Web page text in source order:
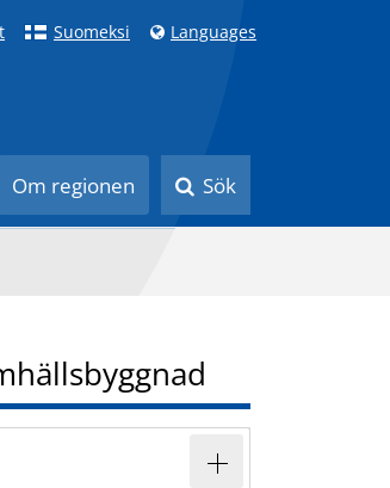
Suomeksi Languages
Om regionen Sök